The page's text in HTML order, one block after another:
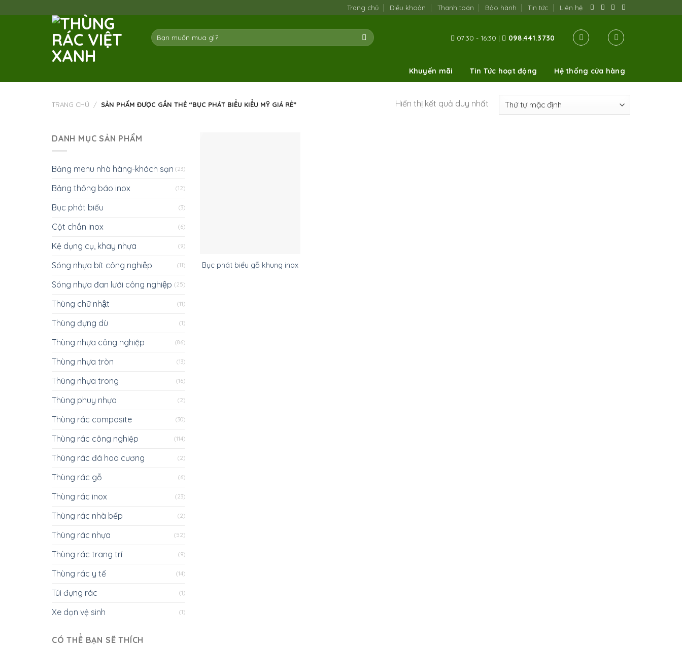
to
Trang chủ Điều khoản Thanh toán Bảo hành Tin tức Liên hệ
Tìm
kiếm:
07:30 - 16:30 | 098.441.3730
Khuyến mãi Tin Tức hoạt động Hệ thống cửa hàng
TRANG CHỦ / SẢN PHẨM ĐƯỢC GẮN THẺ “BỤC PHÁT BIỂU KIỂU MỸ GIÁ RẺ” Hiển thị kết quả duy nhất
DANH MỤC SẢN PHẨM
Bảng menu nhà hàng-khách sạn (23)
Bảng thông báo inox (12)
Bục phát biểu (3)
Cột chắn inox (6)
Kệ dụng cụ, khay nhựa (9)
Sóng nhựa bít công nghiệp (11)
Sóng nhựa đan lưới công nghiệp (25)
Thùng chữ nhật (11)
Thùng đựng dù (1)
Thùng nhựa công nghiệp (86)
Thùng nhựa tròn (13)
Thùng nhựa trong (16)
Thùng phuy nhựa (2)
Thùng rác composite (30)
Thùng rác công nghiệp (114)
Thùng rác đá hoa cương (2)
Thùng rác gỗ (6)
Thùng rác inox (23)
Thùng rác nhà bếp (2)
Thùng rác nhựa (52)
Thùng rác trang trí (9)
Thùng rác y tế (14)
Túi đựng rác (1)
Xe dọn vệ sinh (1)
CÓ THỂ BẠN SẼ THÍCH
Bục phát biểu gỗ khung inox